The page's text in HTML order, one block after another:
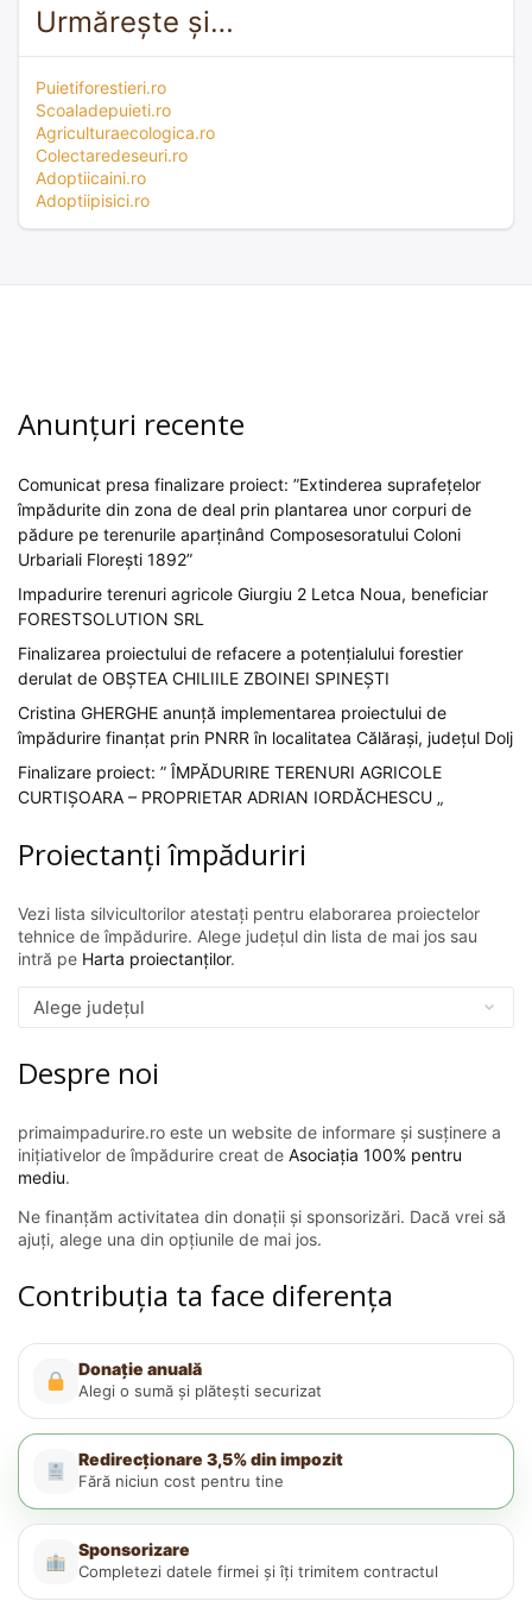
Urmărește și…
Puietiforestieri.ro
Scoaladepuieti.ro
Agriculturaecologica.ro
Colectaredeseuri.ro
Adoptiicaini.ro
Adoptiipisici.ro
Anunțuri recente
Comunicat presa finalizare proiect: ”Extinderea suprafețelor
împădurite din zona de deal prin plantarea unor corpuri de
pădure pe terenurile aparținând Composesoratului Coloni
Urbariali Florești 1892”
Impadurire terenuri agricole Giurgiu 2 Letca Noua, beneficiar
FORESTSOLUTION SRL
Finalizarea proiectului de refacere a potențialului forestier
derulat de OBȘTEA CHILIILE ZBOINEI SPINEȘTI
Cristina GHERGHE anunță implementarea proiectului de
împădurire finanțat prin PNRR în localitatea Călărași, județul Dolj
Finalizare proiect: ” ÎMPĂDURIRE TERENURI AGRICOLE
CURTIȘOARA – PROPRIETAR ADRIAN IORDĂCHESCU „
Proiectanți împăduriri
Vezi lista silvicultorilor atestați pentru elaborarea proiectelor
tehnice de împădurire. Alege județul din lista de mai jos sau
intră pe Harta proiectanților.
Despre noi
primaimpadurire.ro este un website de informare și susținere a
inițiativelor de împădurire creat de Asociația 100% pentru
mediu.
Ne finanțăm activitatea din donații și sponsorizări. Dacă vrei să
ajuți, alege una din opțiunile de mai jos.
Contribuția ta face diferența
Donație anuală
Alegi o sumă și plătești securizat
Redirecționare 3,5% din impozit
Fără niciun cost pentru tine
Sponsorizare
Completezi datele firmei și îți trimitem contractul